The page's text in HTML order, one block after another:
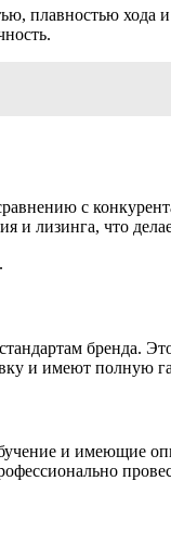
плавностью
с
и лизинга, что
бренда.
и имеют полную
и имеющие